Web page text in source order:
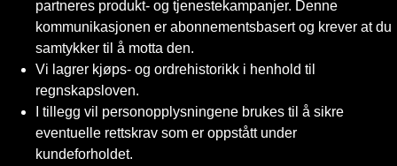
partneres produkt- og tjenestekampanjer. Denne
kommunikasjonen er abonnementsbasert og krever at du
samtykker til å motta den.
Vi lagrer kjøps- og ordrehistorikk i henhold til
regnskapsloven.
I tillegg vil personopplysningene brukes til å sikre
eventuelle rettskrav som er oppstått under
kundeforholdet.